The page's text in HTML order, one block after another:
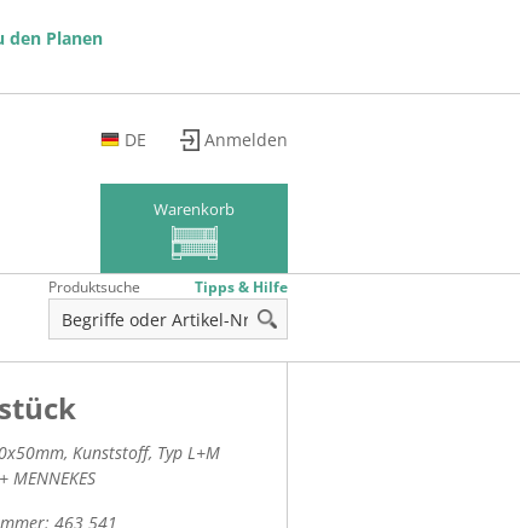
den Planen
DE
FR
Anmelden
Warenkorb
Produktsuche Tipps & Hilfe
Kunststoff, Typ L+M
MENNEKES
463 541